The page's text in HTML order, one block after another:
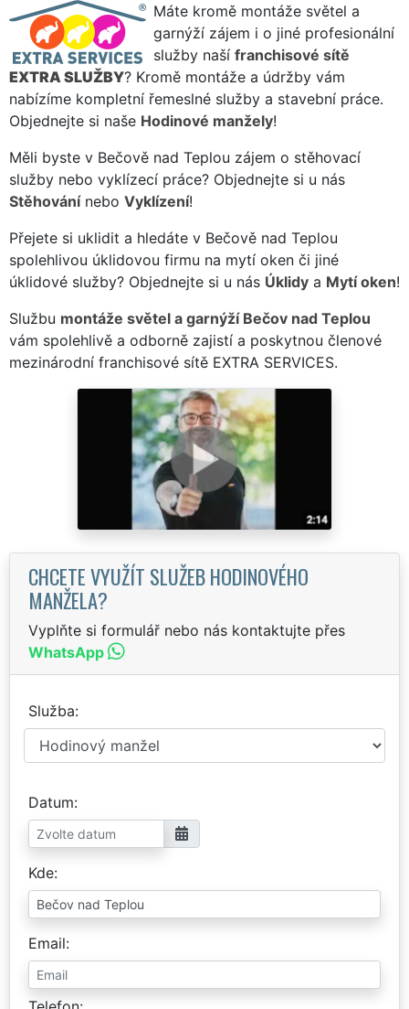
Máte kromě montáže světel a
garnýží zájem i o jiné profesionální
služby naší franchisové sítě
EXTRA SLUŽBY? Kromě montáže a údržby vám
nabízíme kompletní řemeslné služby a stavební práce.
Objednejte si naše Hodinové manžely!
Měli byste v Bečově nad Teplou zájem o stěhovací
služby nebo vyklízecí práce? Objednejte si u nás
Stěhovánínebo Vyklízení!
Přejete si uklidit a hledáte v Bečově nad Teplou
spolehlivou úklidovou firmu na mytí oken či jiné
úklidové služby? Objednejte si u nás Úklidy a Mytí oken!
Službu montáže světel a garnýží Bečov nad Teplou
vám spolehlivě a odborně zajistí a poskytnou členové
mezinárodní franchisové sítě EXTRA SERVICES.
CHCETE VYUŽÍT SLUŽEB HODINOVÉHO
MANŽELA?
Vyplňte si formulář nebo nás kontaktujte přes
WhatsApp
Služba
Datum
Kde
Email